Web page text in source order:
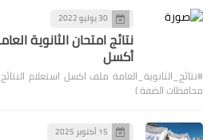
30 يوليو 2022
أكسل
#نتائج_الثانوية_العامة ملف اكسل استعلام
محافظات الضفة )
15 أكتوبر 2025